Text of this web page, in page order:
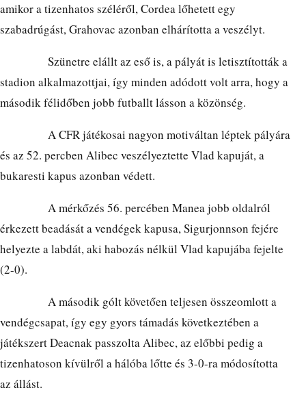
amikor a tizenhatos széléről, Cordea lőhetett egy
szabadrúgást, Grahovac azonban elhárította a veszélyt.
Szünetre elállt az eső is, a pályát is letisztították a
stadion alkalmazottjai, így minden adódott volt arra, hogy a
második félidőben jobb futballt lásson a közönség.
A CFR játékosai nagyon motiváltan léptek pályára
és az 52. percben Alibec veszélyeztette Vlad kapuját, a
bukaresti kapus azonban védett.
A mérkőzés 56. percében Manea jobb oldalról
érkezett beadását a vendégek kapusa, Sigurjonnson fejére
helyezte a labdát, aki habozás nélkül Vlad kapujába fejelte
(2-0).
A második gólt követően teljesen összeomlott a
vendégcsapat, így egy gyors támadás következtében a
játékszert Deacnak passzolta Alibec, az előbbi pedig a
tizenhatoson kívülről a hálóba lőtte és 3-0-ra módosította
az állást.